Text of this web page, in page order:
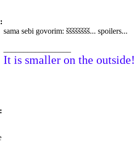
sama sebi govorim: šššššššš... spoilers...
It is smaller on the outside!